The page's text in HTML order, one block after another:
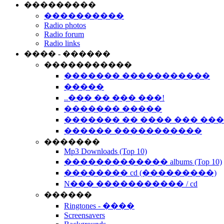
���������
����������
Radio photos
Radio forum
Radio links
���� - ������
�����������
������� �����������
�����
..��� �� ��� ���!
������� �����
������� �� ���� ���
������ �����������
�������
Mp3 Downloads (Top 10)
������������� albums (Top 10)
�������� cd (���������)
N��� ����������� / cd
������
Ringtones - ����
Screensavers